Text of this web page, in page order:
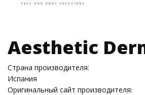
Aesthetic
Страна производителя:
Испания
Оригинальный сайт производителя: